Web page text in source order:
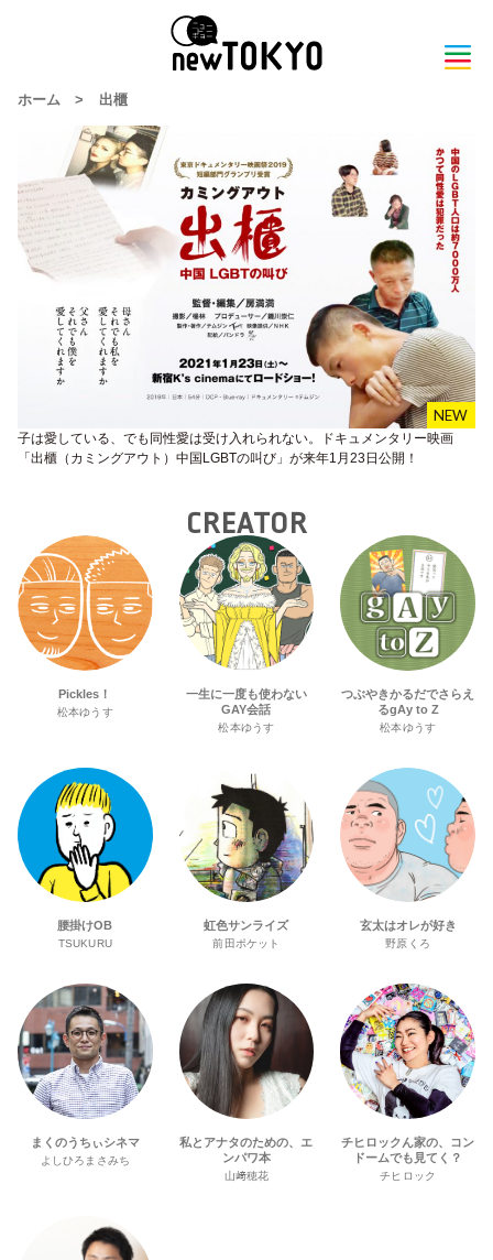
ホーム > 出櫃
子は愛している、でも同性愛は受け入れられない。ドキュメンタリー映画
「出櫃（カミングアウト）中国LGBTの叫び」が来年1月23日公開！
CREATOR
Pickles！
松本ゆうす
一生に一度も使わない
GAY会話
松本ゆうす
つぶやきかるだでさらえ
るgAy to Z
松本ゆうす
腰掛けOB
TSUKURU
虹色サンライズ
前田ポケット
玄太はオレが好き
野原くろ
まくのうちぃシネマ
よしひろまさみち
私とアナタのための、エ
ンパワ本
山﨑穂花
チヒロックん家の、コン
ドームでも見てく？
チヒロック